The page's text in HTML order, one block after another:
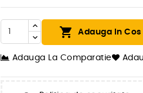
 Adauga In Cos
Adauga La Comparatie